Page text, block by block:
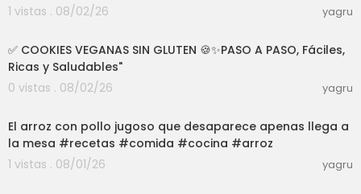
1 vistas . 08/02/26
yagru
✅ COOKIES VEGANAS SIN GLUTEN 🍪✨PASO A PASO, Fáciles,
Ricas y Saludables"
0 vistas . 08/02/26
yagru
El arroz con pollo jugoso que desaparece apenas llega a
la mesa #recetas #comida #cocina #arroz
1 vistas . 08/01/26
yagru